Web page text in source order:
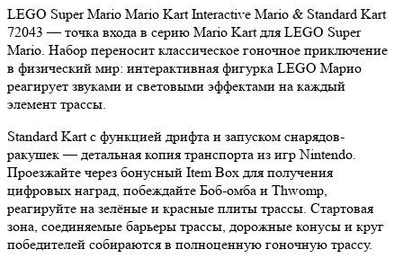
LEGO Super Mario Mario Kart Interactive Mario & Standard Kart
72043 — точка входа в серию Mario Kart для LEGO Super
Mario. Набор переносит классическое гоночное приключение
в физический мир: интерактивная фигурка LEGO Марио
реагирует звуками и световыми эффектами на каждый
элемент трассы.
Standard Kart с функцией дрифта и запуском снарядов-
ракушек — детальная копия транспорта из игр Nintendo.
Проезжайте через бонусный Item Box для получения
цифровых наград, побеждайте Боб-омба и Thwomp,
реагируйте на зелёные и красные плиты трассы. Стартовая
зона, соединяемые барьеры трассы, дорожные конусы и круг
победителей собираются в полноценную гоночную трассу.